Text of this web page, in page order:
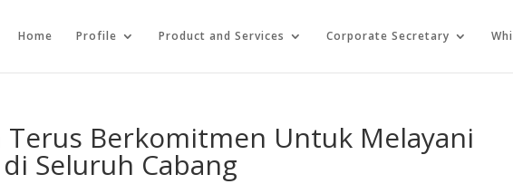
Home Profile Product and Services Corporate Secretary
Terus Berkomitmen Untuk Melayani
Seluruh Cabang